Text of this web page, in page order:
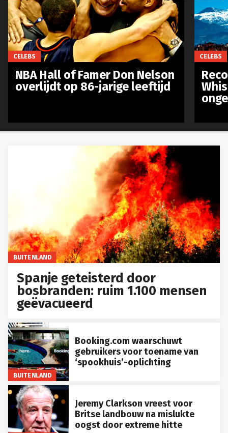
BUITENLAND
Spanje geteisterd door
bosbranden: ruim 1.100 mensen
geëvacueerd
BUITENLAND
Booking.com waarschuwt
gebruikers voor toename van
‘spookhuis’-oplichting
Jeremy Clarkson vreest voor
Britse landbouw na mislukte
oogst door extreme hitte
CELEBS
NBA Hall of Famer Don Nelson
overlijdt op 86-jarige leeftijd
CELEBS